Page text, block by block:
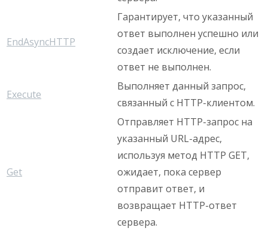
EndAsyncHTTP
Гарантирует, что указанный
ответ выполнен успешно или
создает исключение, если
ответ не выполнен.
Execute
Выполняет данный запрос,
связанный с HTTP-клиентом.
Get
Отправляет HTTP-запрос на
указанный URL-адрес,
используя метод HTTP GET,
ожидает, пока сервер
отправит ответ, и
возвращает HTTP-ответ
сервера.